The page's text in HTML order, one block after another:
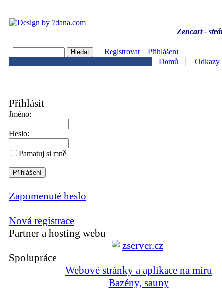
Zencart -
Registrovat
Přihlášení
Domů
Odkazy
Přihlásit
Jméno:
Heslo:
Pamatuj si mně
Zapomenuté heslo
Nová registrace
Partner a hosting webu
Spolupráce
Webové stránky a aplikace na míru
Bazény, sauny